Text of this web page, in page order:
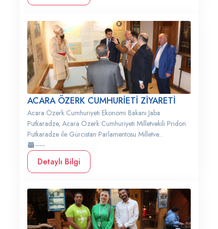
ACARA ÖZERK CUMHURİETİ ZİYARETİ
Acara Özerk Cumhuriyeti Ekonomi Bakanı Jaba
Putkaradze, Acara Özerk Cumhuriyeti Milletvekili Pridon
Putkaradze ile Gürcistan Parlamentosu Milletve...
-----
Detaylı Bilgi